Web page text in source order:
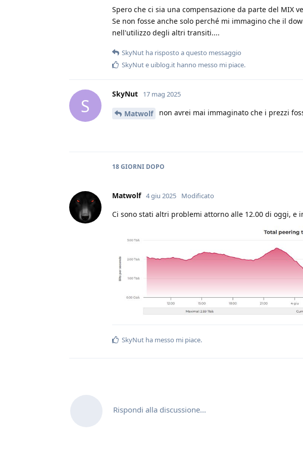
Spero che ci sia una compensazione da parte del MIX
Se non fosse anche solo perché mi immagino che il
nell'utilizzo degli altri transiti....
SkyNut ha risposto a questo messaggio
SkyNute uiblog.it hanno messo mi piace.
S
SkyNut 17 mag 2025
Matwolf non avrei mai immaginato che i prezzi
18 GIORNI DOPO
Matwolf 4 giu 2025 Modificato
Ci sono stati altri problemi attorno alle 12.00 di oggi,
SkyNut ha messo mi piace.
Rispondi alla discussione...